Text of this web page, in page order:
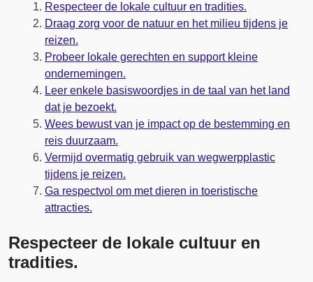
Respecteer de lokale cultuur en tradities.
Draag zorg voor de natuur en het milieu tijdens je
reizen.
Probeer lokale gerechten en support kleine
ondernemingen.
Leer enkele basiswoordjes in de taal van het land
dat je bezoekt.
Wees bewust van je impact op de bestemming en
reis duurzaam.
Vermijd overmatig gebruik van wegwerpplastic
tijdens je reizen.
Ga respectvol om met dieren in toeristische
attracties.
Respecteer de lokale cultuur en
tradities.